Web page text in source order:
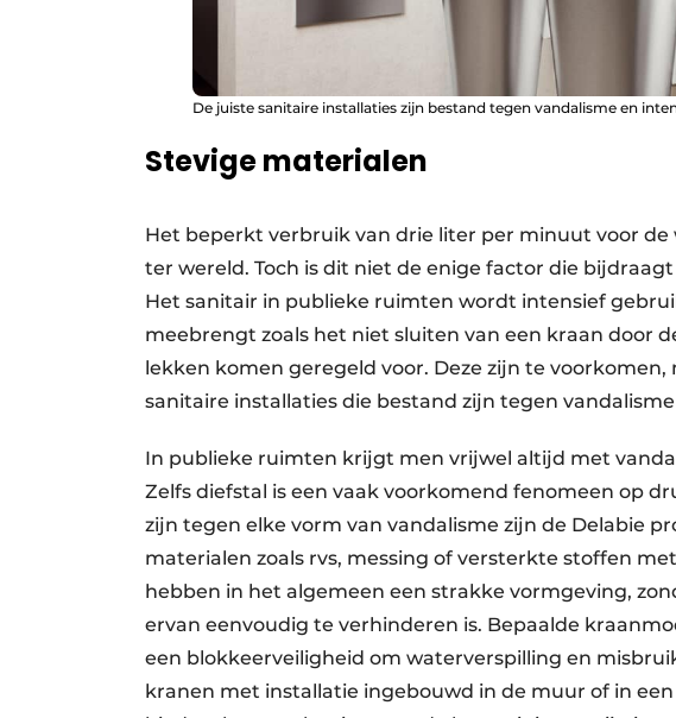
De juiste sanitaire installaties zijn bestand tegen vandalisme en
Stevige materialen
Het beperkt verbruik van drie liter per minuut voor
ter wereld. Toch is dit niet de enige factor die
Het sanitair in publieke ruimten wordt intensief
meebrengt zoals het niet sluiten van een kraan door
lekken komen geregeld voor. Deze zijn te
sanitaire installaties die bestand zijn tegen
In publieke ruimten krijgt men vrijwel altijd met
Zelfs diefstal is een vaak voorkomend fenomeen op
zijn tegen elke vorm van van­dalisme zijn de Delabie
materialen zoals rvs, messing of versterkte stoffen
hebben in het algemeen een strakke vormgeving,
ervan eenvoudig te verhinderen is. Bepaalde
een blokkeer­veiligheid om waterverspilling en
kranen met installatie ingebouwd in de muur of in